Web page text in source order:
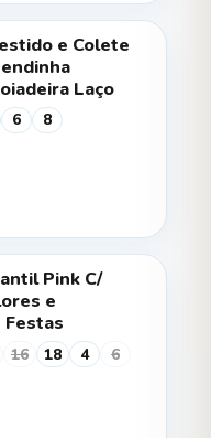
e Colete
Laço
6 8
Pink C/
e
16 18 4
6